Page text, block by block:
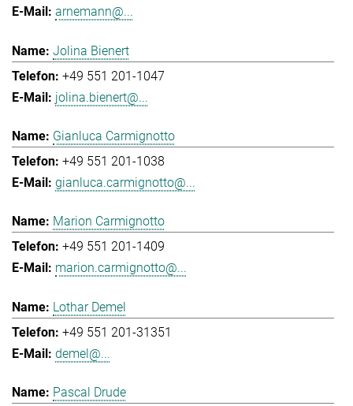
arnemann@...
Jolina Bienert
+49 551 201-1047
jolina.bienert@...
Gianluca Carmignotto
+49 551 201-1038
gianluca.carmignotto@...
Marion Carmignotto
+49 551 201-1409
marion.carmignotto@...
Lothar Demel
+49 551 201-31351
demel@...
Pascal Drude